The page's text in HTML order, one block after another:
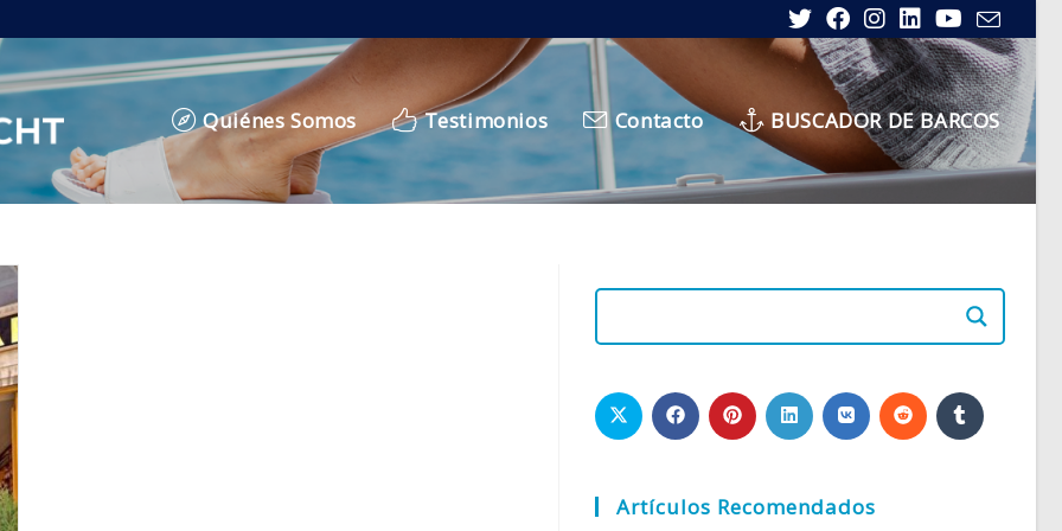
Quiénes Somos Testimonios Contacto BUSCADOR DE BARCOS
Artículos Recomendados